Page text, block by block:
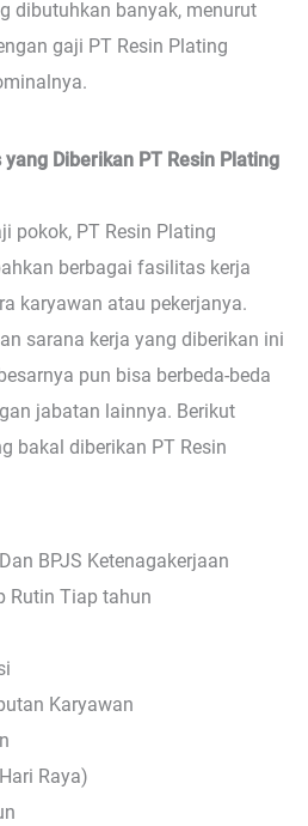
dibutuhkan banyak, menurut
gaji PT Resin Plating
Diberikan PT Resin Plating
pokok, PT Resin Plating
berbagai fasilitas kerja
karyawan atau pekerjanya.
sarana kerja yang diberikan ini
pun bisa berbeda-beda
jabatan lainnya. Berikut
bakal diberikan PT Resin
BPJS Ketenagakerjaan
Rutin Tiap tahun
Karyawan
Raya)